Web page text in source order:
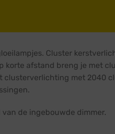
Cluster
korte afstand breng je met
clusterverlichting met 2040
de ingebouwde dimmer.